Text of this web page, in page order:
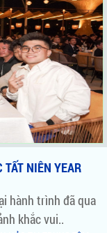
NIÊN YEAR
hành trình đã qua
khắc vui..